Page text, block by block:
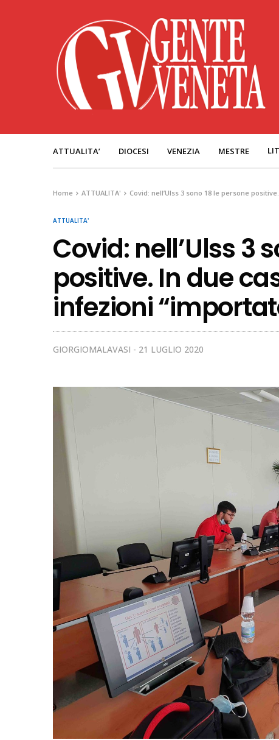
ATTUALITA’ DIOCESI VENEZIA MESTRE
Home ATTUALITA' Covid: nell’Ulss 3 sono 18 le persone
ATTUALITA'
Covid: nell’Ulss 3
positive. In due
infezioni
GIORGIOMALAVASI 21 LUGLIO 2020